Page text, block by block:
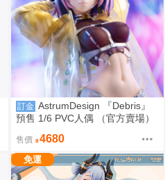
訂金 AstrumDesign 『Debris』
預售 1/6 PVC人偶 （官方賣場）
售價 4680
免運